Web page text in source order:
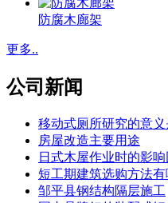
防腐木廊架
更多..
公司新闻
移动式厕所研究的意义
房屋改造主要用途
日式木屋作业时的影
短工期建筑选购方法
邹平县钢结构隔层施工